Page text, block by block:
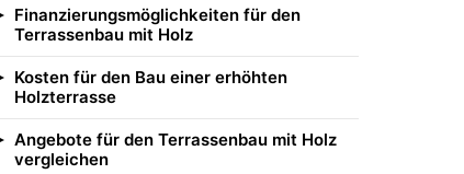
Finanzierungsmöglichkeiten für den
Terrassenbau mit Holz
Kosten für den Bau einer erhöhten
Holzterrasse
Angebote für den Terrassenbau mit Holz
vergleichen